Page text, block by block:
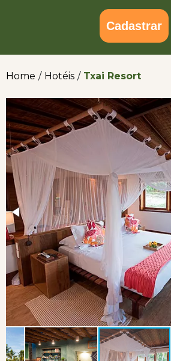
Cadastrar
Home / Hotéis / Txai Resort